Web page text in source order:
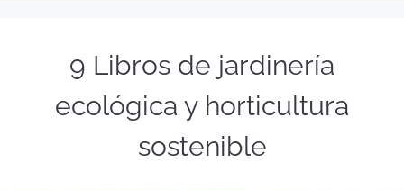
9 Libros de jardinería
ecológica y horticultura
sostenible